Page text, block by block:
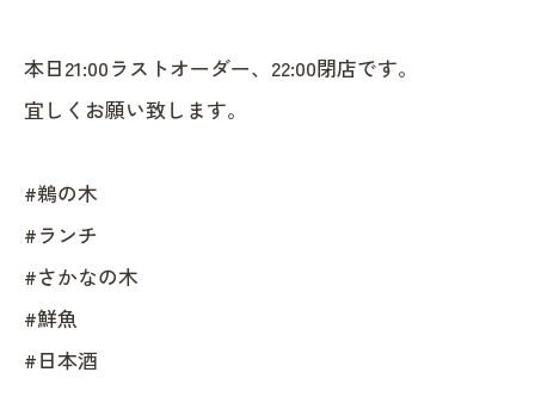
本日21:00ラストオーダー、22:00閉店です。
宜しくお願い致します。
#鵜の木
#ランチ
#さかなの木
#鮮魚
#日本酒